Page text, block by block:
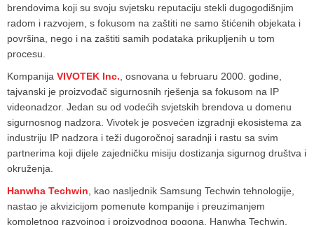
brendovima koji su svoju svjetsku reputaciju stekli dugogodišnjim
radom i razvojem, s fokusom na zaštiti ne samo štićenih objekata i
površina, nego i na zaštiti samih podataka prikupljenih u tom
procesu.
Kompanija VIVOTEK Inc. , osnovana u februaru 2000. godine,
tajvanski je proizvođač sigurnosnih rješenja sa fokusom na IP
videonadzor. Jedan su od vodećih svjetskih brendova u domenu
sigurnosnog nadzora. Vivotek je posvećen izgradnji ekosistema za
industriju IP nadzora i teži dugoročnoj saradnji i rastu sa svim
partnerima koji dijele zajedničku misiju dostizanja sigurnog društva i
okruženja.
Hanwha Techwin , kao nasljednik Samsung Techwin tehnologije,
nastao je akvizicijom pomenute kompanije i preuzimanjem
kompletnog razvojnog i proizvodnog pogona. Hanwha Techwin,